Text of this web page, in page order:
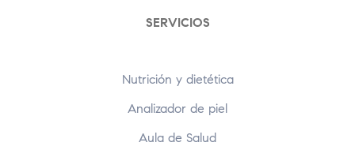
SERVICIOS
Nutrición y dietética
Analizador de piel
Aula de Salud